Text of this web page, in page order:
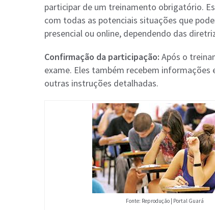
participar de um treinamento obrigatório.
com todas as potenciais situações que
presencial ou online, dependendo das
Confirmação da participação: Após o
exame. Eles também recebem
outras instruções detalhadas.
Fonte: Reprodução | Portal Guará